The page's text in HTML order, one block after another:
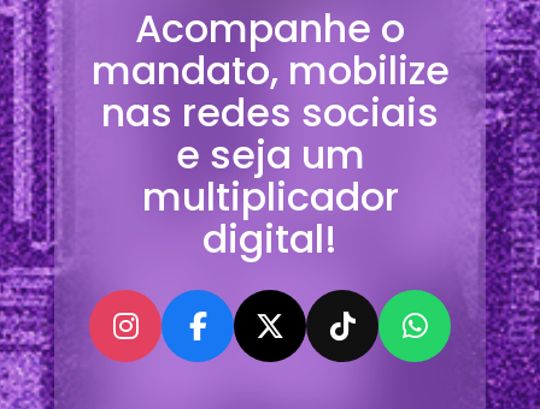
Acompanhe o
mandato, mobilize
nas redes sociais
e seja um
multiplicador
digital!